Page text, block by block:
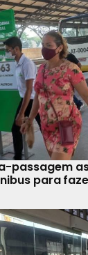
passagem
para